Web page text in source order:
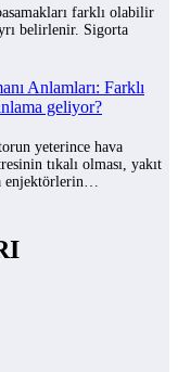
farklı olabilir
belirlenir. Sigorta
Anlamları: Farklı
geliyor?
yeterince hava
tıkalı olması, yakıt
enjektörlerin…